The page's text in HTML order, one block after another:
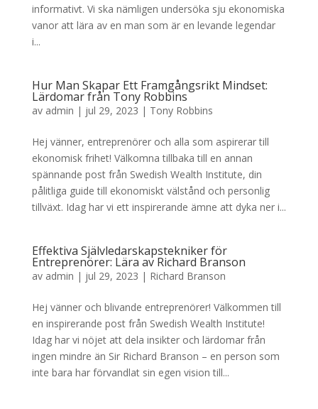
informativt. Vi ska nämligen undersöka sju ekonomiska
vanor att lära av en man som är en levande legendar
i...
Hur Man Skapar Ett Framgångsrikt Mindset:
Lärdomar från Tony Robbins
av admin | jul 29, 2023 | Tony Robbins
Hej vänner, entreprenörer och alla som aspirerar till
ekonomisk frihet! Välkomna tillbaka till en annan
spännande post från Swedish Wealth Institute, din
pålitliga guide till ekonomiskt välstånd och personlig
tillväxt. Idag har vi ett inspirerande ämne att dyka ner i...
Effektiva Självledarskapstekniker för
Entreprenörer: Lära av Richard Branson
av admin | jul 29, 2023 | Richard Branson
Hej vänner och blivande entreprenörer! Välkommen till
en inspirerande post från Swedish Wealth Institute!
Idag har vi nöjet att dela insikter och lärdomar från
ingen mindre än Sir Richard Branson – en person som
inte bara har förvandlat sin egen vision till...